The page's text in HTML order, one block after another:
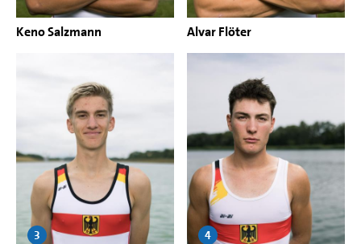
Keno Salzmann Alvar Flöter
3 4